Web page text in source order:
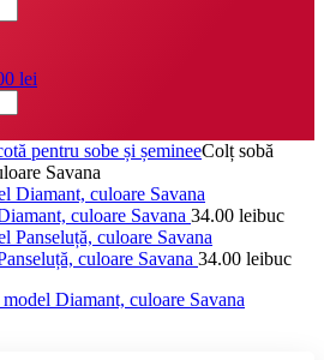
lei
pentru sobe și șemineeColț sobă
Savana
culoare Savana 34.00 leibuc
culoare Savana 34.00 leibuc